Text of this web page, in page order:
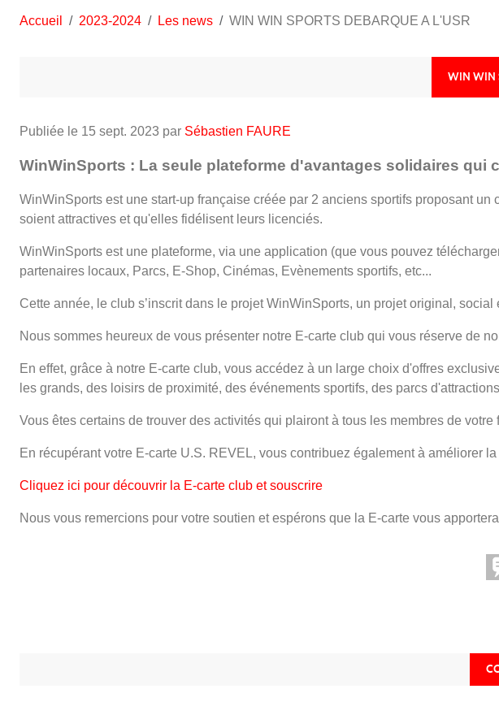
Accueil 2023-2024 Les news WIN WIN SPORTS DEBARQUE A L'USR
WIN WIN
Publiée le 15 sept. 2023 par Sébastien FAURE
WinWinSports : La seule plateforme d'avantages solidaires qui
WinWinSports est une start-up française créée par 2 anciens sportifs proposant
soient attractives et qu'elles fidélisent leurs licenciés.
WinWinSports est une plateforme, via une application (que vous pouvez
partenaires locaux, Parcs, E-Shop, Cinémas, Evènements sportifs, etc...
Cette année, le club s’inscrit dans le projet WinWinSports, un projet original,
Nous sommes heureux de vous présenter notre E-carte club qui vous réserve de
En effet, grâce à notre E-carte club, vous accédez à un large choix d'offres
les grands, des loisirs de proximité, des événements sportifs, des parcs
Vous êtes certains de trouver des activités qui plairont à tous les membres de
En récupérant votre E-carte U.S. REVEL, vous contribuez également à améliorer
Cliquez ici pour découvrir la E-carte club et souscrire
Nous vous remercions pour votre soutien et espérons que la E-carte vous